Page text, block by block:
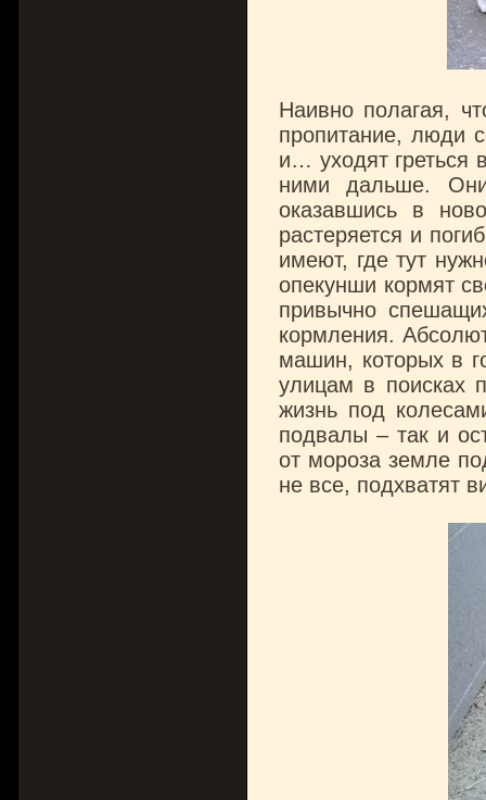
Наивно полагая,
пропитание, люди
и… уходят греться
ними дальше.
оказавшись в
растеряется и
имеют, где тут
опекунши кормят
привычно
кормления.
машин, которых в
улицам в поисках
жизнь под
подвалы – так и
от мороза земле
не все, подхватят